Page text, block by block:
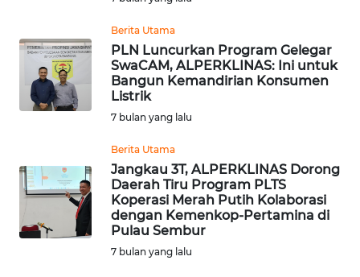
Berita Utama
PLN Luncurkan Program Gelegar
SwaCAM, ALPERKLINAS: Ini untuk
Bangun Kemandirian Konsumen
Listrik
7 bulan yang lalu
Berita Utama
Jangkau 3T, ALPERKLINAS Dorong
Daerah Tiru Program PLTS
Koperasi Merah Putih Kolaborasi
dengan Kemenkop-Pertamina di
Pulau Sembur
7 bulan yang lalu
WN
MAJALENGKA
WN
SUKABUMI
WN